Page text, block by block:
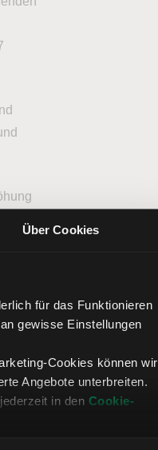
Über Cookies
für das Funktionieren
gewisse Einstellungen
Cookies können wir
Angebote unterbreiten.
in den Cookie-